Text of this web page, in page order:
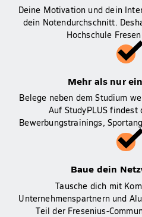
Deine Motivation und dein
dein Notendurchschnitt.
Hochschule
Mehr als nur
Belege neben dem Studium
Auf StudyPLUS findest
Bewerbungstrainings,
Baue dein
Tausche dich mit
Unternehmenspartnern und
Teil der Fresenius-